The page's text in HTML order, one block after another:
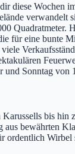
diese Wochen
verwandelt
für eine bunte
und Sonntag von
bis
bewährten